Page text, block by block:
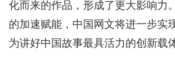
化而来的作品，形成了更大影响力
的加速赋能，中国网文将进一步实
为讲好中国故事最具活力的创新载